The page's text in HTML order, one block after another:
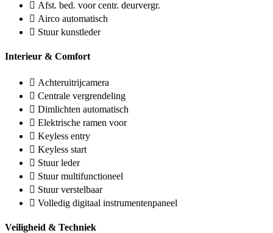
Afst. bed. voor centr. deurvergr.
Airco automatisch
Stuur kunstleder
Interieur & Comfort
Achteruitrijcamera
Centrale vergrendeling
Dimlichten automatisch
Elektrische ramen voor
Keyless entry
Keyless start
Stuur leder
Stuur multifunctioneel
Stuur verstelbaar
Volledig digitaal instrumentenpaneel
Veiligheid & Techniek